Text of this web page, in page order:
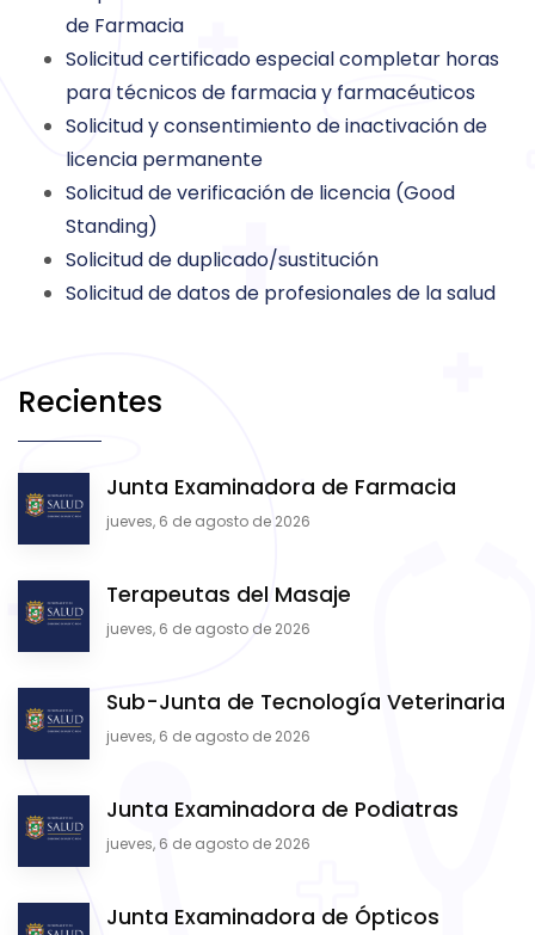
de Farmacia
Solicitud certificado especial completar horas
para técnicos de farmacia y farmacéuticos
Solicitud y consentimiento de inactivación de
licencia permanente
Solicitud de verificación de licencia (Good
Standing)
Solicitud de duplicado/sustitución
Solicitud de datos de profesionales de la salud
Recientes
Junta Examinadora de Farmacia
jueves, 6 de agosto de 2026
Terapeutas del Masaje
jueves, 6 de agosto de 2026
Sub-Junta de Tecnología Veterinaria
jueves, 6 de agosto de 2026
Junta Examinadora de Podiatras
jueves, 6 de agosto de 2026
Junta Examinadora de Ópticos